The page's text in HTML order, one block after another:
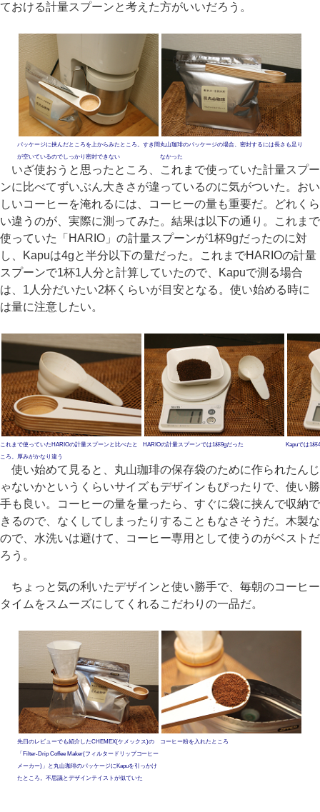
ておける計量スプーンと考えた方がいいだろう。
パッケージに挟んだところを上からみたところ。すき間
が空いているのでしっかり密封できない
丸山珈琲のパッケージの場合、密封するには長さも足り
なかった
いざ使おうと思ったところ、これまで使っていた計量スプー
ンに比べてずいぶん大きさが違っているのに気がついた。おい
しいコーヒーを淹れるには、コーヒーの量も重要だ。どれくら
い違うのが、実際に測ってみた。結果は以下の通り。これまで
使っていた「HARIO」の計量スプーンが1杯9gだったのに対
し、Kapuは4gと半分以下の量だった。これまでHARIOの計量
スプーンで1杯1人分と計算していたので、Kapuで測る場合
は、1人分だいたい2杯くらいが目安となる。使い始める時に
は量に注意したい。
これまで使っていたHARIOの計量スプーンと比べたと
ころ。厚みがかなり違う
HARIOの計量スプーンでは1杯9gだった Kapuでは1杯
使い始めて見ると、丸山珈琲の保存袋のために作られたんじ
ゃないかというくらいサイズもデザインもぴったりで、使い勝
手も良い。コーヒーの量を量ったら、すぐに袋に挟んで収納で
きるので、なくしてしまったりすることもなさそうだ。木製な
ので、水洗いは避けて、コーヒー専用として使うのがベストだ
ろう。
ちょっと気の利いたデザインと使い勝手で、毎朝のコーヒー
タイムをスムーズにしてくれるこだわりの一品だ。
先日のレビューでも紹介したCHEMEX(ケメックス)の
「Filter-Drip Coffee Maker(フィルタードリップコーヒー
メーカー)」と丸山珈琲のパッケージにKapuを引っかけ
たところ。不思議とデザインテイストが似ていた
コーヒー粉を入れたところ